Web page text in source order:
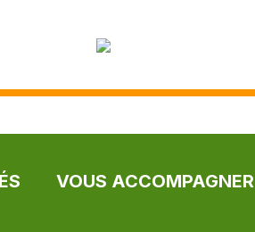
VOUS ACCOMPAGNER